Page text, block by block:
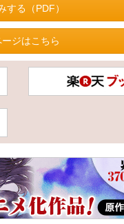
する（PDF）
ジはこちら